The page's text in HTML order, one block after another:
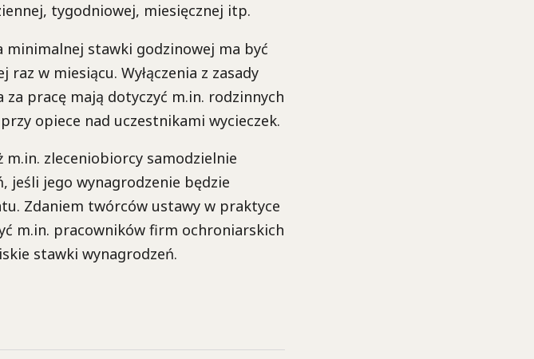
tygodniowej, miesięcznej itp.
minimalnej stawki godzinowej ma być
w miesiącu. Wyłączenia z zasady
pracę mają dotyczyć m.in. rodzinnych
opiece nad uczestnikami wycieczek.
m.in. zleceniobiorcy samodzielnie
jeśli jego wynagrodzenie będzie
Zdaniem twórców ustawy w praktyce
m.in. pracowników firm ochroniarskich
stawki wynagrodzeń.